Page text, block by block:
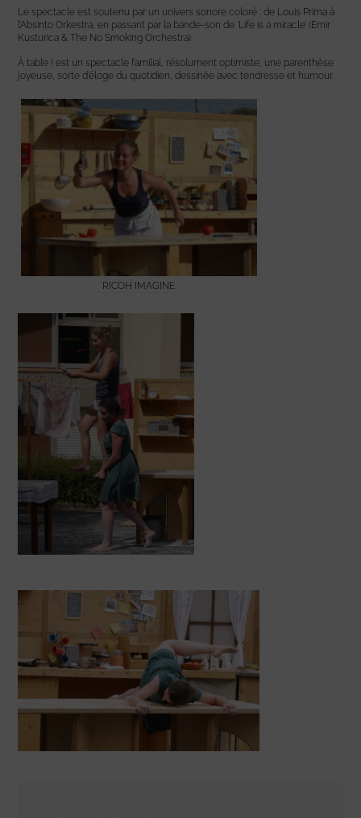
Le spectacle est soutenu par un univers sonore coloré : de Louis Prima à
l’Absinto Orkestra, en passant par la bande-son de ‘Life is a miracle’ (Emir
Kusturica & The No Smoking Orchestra).
À table ! est un spectacle familial, résolument optimiste, une parenthèse
joyeuse, sorte d’éloge du quotidien, dessinée avec tendresse et humour.
RICOH IMAGINE